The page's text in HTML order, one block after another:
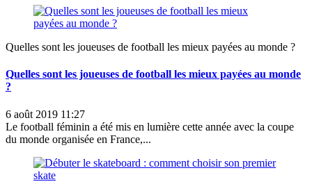
Quelles sont les joueuses de football les mieux payées au monde ?
Quelles sont les joueuses de football les mieux payées au monde
?
6 août 2019 11:27
Le football féminin a été mis en lumière cette année avec la coupe
du monde organisée en France,...